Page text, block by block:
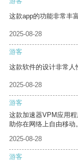
这款app的功能非常丰
2025-08-28
游客
这款软件的设计非常人
2025-08-28
游客
这款加速器VPM应用
助你在网络上自由移动。
2025-08-28
游客